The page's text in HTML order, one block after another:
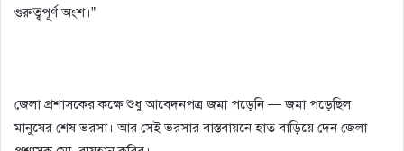
গুরুত্বপূর্ণ অংশ।”
জেলা প্রশাসকের কক্ষে শুধু আবেদনপত্র জমা পড়েনি — জমা পড়েছিল
মানুষের শেষ ভরসা। আর সেই ভরসার বাস্তবায়নে হাত বাড়িয়ে দেন জেলা